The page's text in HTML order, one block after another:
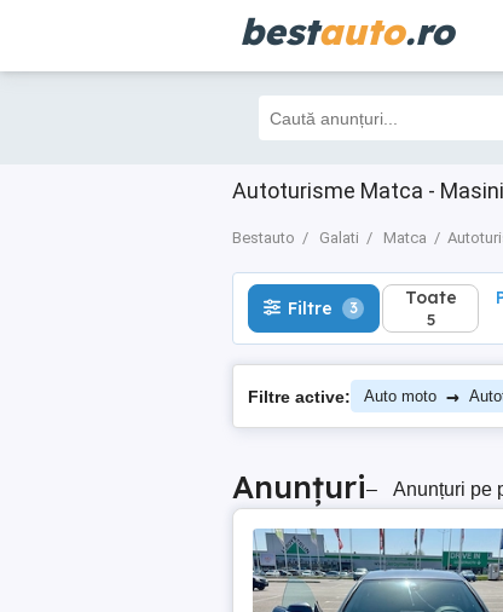
bestauto.ro
Autoturisme Matca -
Bestauto Galati Matca
Filtre 3 Toate
5
Filtre 3 Toate
5
Filtre active: Auto moto →
Anunțuri– Anunțuri pe